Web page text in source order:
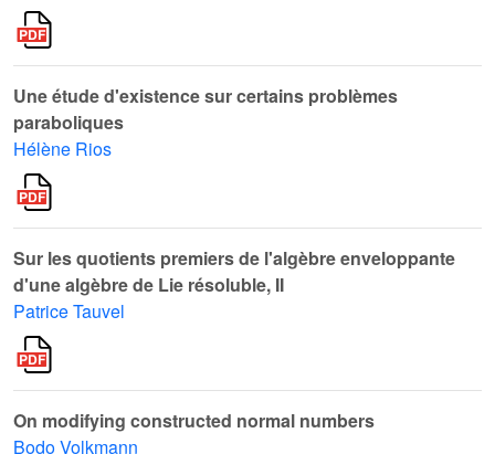
Une étude d'existence sur certains problèmes
paraboliques
Hélène Rios
Sur les quotients premiers de l'algèbre enveloppante
d'une algèbre de Lie résoluble, II
Patrice Tauvel
On modifying constructed normal numbers
Bodo Volkmann